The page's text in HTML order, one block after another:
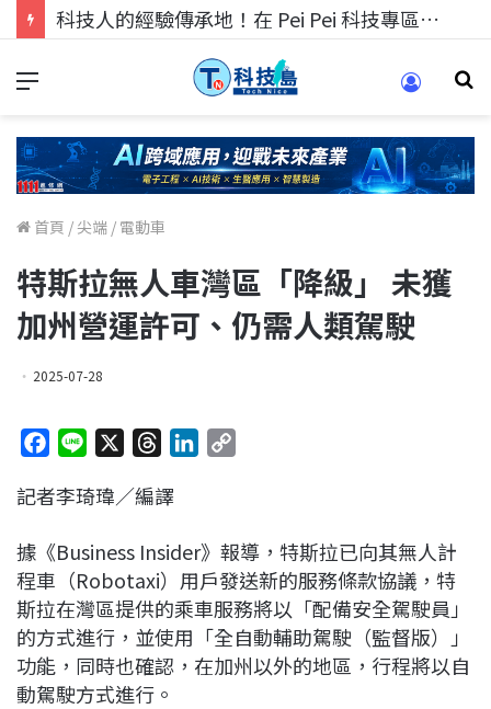
科技人的經驗傳承地！在 Pei Pei 科技專區，與學弟妹交流最硬核的技術
首頁 /尖端 / 電動車
特斯拉無人車灣區「降級」 未獲
加州營運許可、仍需人類駕駛
2025-07-28
c
b
o
o
k
n
r
a
d
s
e
d
I
n
L
i
n
k
記者李琦瑋／編譯
據《Business Insider》報導，特斯拉已向其無人計
程車（Robotaxi）用戶發送新的服務條款協議，特
斯拉在灣區提供的乘車服務將以「配備安全駕駛員」
的方式進行，並使用「全自動輔助駕駛（監督版）」
功能，同時也確認，在加州以外的地區，行程將以自
動駕駛方式進行。